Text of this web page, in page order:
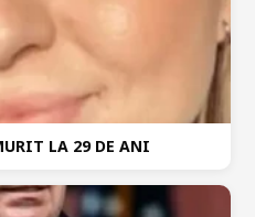
LA 29 DE ANI